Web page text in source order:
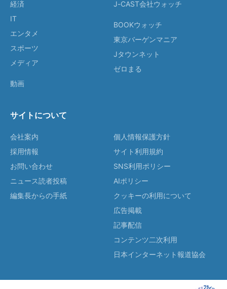
経済
IT
エンタメ
スポーツ
メディア
動画
J-CAST会社ウォッチ
BOOKウォッチ
東京バーゲンマニア
Jタウンネット
ゼロまる
サイトについて
会社案内
採用情報
お問い合わせ
ニュース読者投稿
編集長からの手紙
個人情報保護方針
サイト利用規約
SNS利用ポリシー
AIポリシー
クッキーの利用について
広告掲載
記事配信
コンテンツ二次利用
日本インターネット報道協会